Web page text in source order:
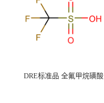
DRE标准品 全氟甲烷磺酸